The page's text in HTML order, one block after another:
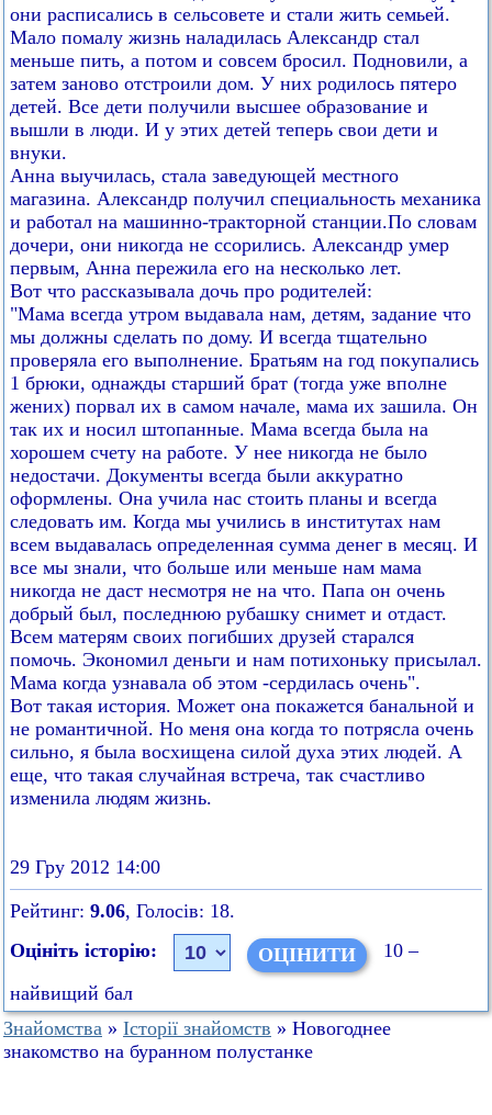
они расписались в сельсовете и стали жить семьей.
Мало помалу жизнь наладилась Александр стал
меньше пить, а потом и совсем бросил. Подновили, а
затем заново отстроили дом. У них родилось пятеро
детей. Все дети получили высшее образование и
вышли в люди. И у этих детей теперь свои дети и
внуки.
Анна выучилась, стала заведующей местного
магазина. Александр получил специальность механика
и работал на машинно-тракторной станции.По словам
дочери, они никогда не ссорились. Александр умер
первым, Анна пережила его на несколько лет.
Вот что рассказывала дочь про родителей:
"Мама всегда утром выдавала нам, детям, задание что
мы должны сделать по дому. И всегда тщательно
проверяла его выполнение. Братьям на год покупались
1 брюки, однажды старший брат (тогда уже вполне
жених) порвал их в самом начале, мама их зашила. Он
так их и носил штопанные. Мама всегда была на
хорошем счету на работе. У нее никогда не было
недостачи. Документы всегда были аккуратно
оформлены. Она учила нас стоить планы и всегда
следовать им. Когда мы учились в институтах нам
всем выдавалась определенная сумма денег в месяц. И
все мы знали, что больше или меньше нам мама
никогда не даст несмотря не на что. Папа он очень
добрый был, последнюю рубашку снимет и отдаст.
Всем матерям своих погибших друзей старался
помочь. Экономил деньги и нам потихоньку присылал.
Мама когда узнавала об этом -сердилась очень".
Вот такая история. Может она покажется банальной и
не романтичной. Но меня она когда то потрясла очень
сильно, я была восхищена силой духа этих людей. А
еще, что такая случайная встреча, так счастливо
изменила людям жизнь.
29 Гру 2012 14:00
Рейтинг: 9.06, Голосів: 18.
Оцініть історію:
10 –
найвищий бал
Знайомства » Історії знайомств » Новогоднее
знакомство на буранном полустанке